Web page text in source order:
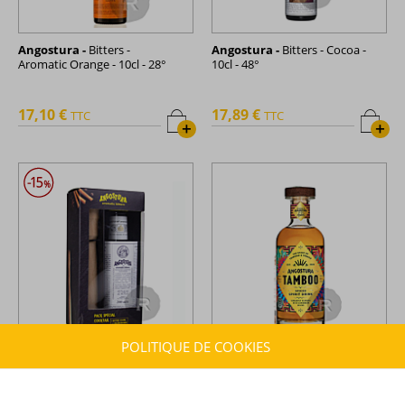
Angostura - Bitters -
Aromatic Orange - 10cl - 28°
+
17,10 € TTC
Angostura - Bitters - Cocoa -
10cl - 48°
+
17,89 € TTC
POLITIQUE DE COOKIES